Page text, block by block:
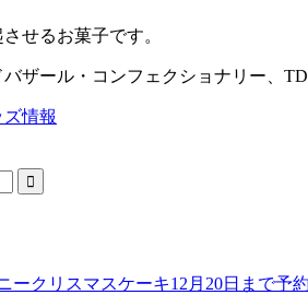
せるお菓子です。
ザール・コンフェクショナリー、
情報
ークリスマスケーキ12月20日まで予